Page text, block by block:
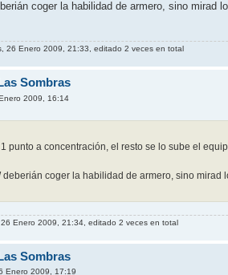
coger la habilidad de armero, sino mirad
26 Enero 2009, 21:33, editado 2 veces en total
Sombras
2009, 16:14
punto a concentración, el resto se lo sube el
deberián coger la habilidad de armero, sino
Enero 2009, 21:34, editado 2 veces en total
Sombras
Enero 2009, 17:19